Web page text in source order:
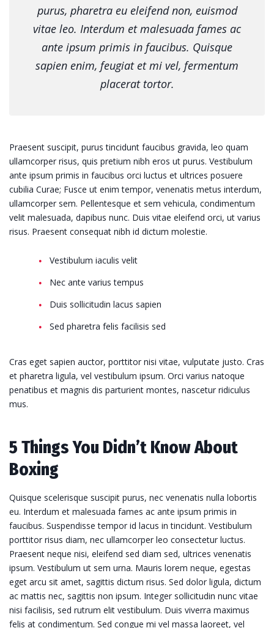
purus, pharetra eu eleifend non, euismod
vitae leo. Interdum et malesuada fames ac
ante ipsum primis in faucibus. Quisque
sapien enim, feugiat et mi vel, fermentum
placerat tortor.
Praesent suscipit, purus tincidunt faucibus gravida, leo quam
ullamcorper risus, quis pretium nibh eros ut purus. Vestibulum
ante ipsum primis in faucibus orci luctus et ultrices posuere
cubilia Curae; Fusce ut enim tempor, venenatis metus interdum,
ullamcorper sem. Pellentesque et sem vehicula, condimentum
velit malesuada, dapibus nunc. Duis vitae eleifend orci, ut varius
risus. Praesent consequat nibh id dictum molestie.
Vestibulum iaculis velit
Nec ante varius tempus
Duis sollicitudin lacus sapien
Sed pharetra felis facilisis sed
Cras eget sapien auctor, porttitor nisi vitae, vulputate justo. Cras
et pharetra ligula, vel vestibulum ipsum. Orci varius natoque
penatibus et magnis dis parturient montes, nascetur ridiculus
mus.
5 Things You Didn’t Know About
Boxing
Quisque scelerisque suscipit purus, nec venenatis nulla lobortis
eu. Interdum et malesuada fames ac ante ipsum primis in
faucibus. Suspendisse tempor id lacus in tincidunt. Vestibulum
porttitor risus diam, nec ullamcorper leo consectetur luctus.
Praesent neque nisi, eleifend sed diam sed, ultrices venenatis
ipsum. Vestibulum ut sem urna. Mauris lorem neque, egestas
eget arcu sit amet, sagittis dictum risus. Sed dolor ligula, dictum
ac mattis nec, sagittis non ipsum. Integer sollicitudin nunc vitae
nisi facilisis, sed rutrum elit vestibulum. Duis viverra maximus
felis at condimentum. Sed congue mi vel massa laoreet, vel